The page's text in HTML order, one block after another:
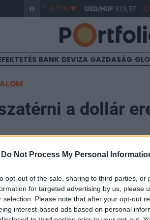
Do Not Process My Personal
opt-out of the sale, sharing to third parties, or
for targeted advertising by us, please
selection. Please note that after your opt-out
interest-based ads based on personal
362,77 -0,72% USD/HUF 313,57 -
BANK DEVIZA GAZDASÁG
a dollár
napok alapján úgy tűnik, hogy
pedig kezd talpra állni. A
csúcsa közelében mozog, de
erről. A brit és az amerikai